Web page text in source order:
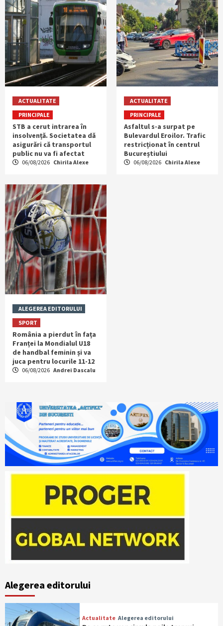
ACTUALITATE
PRINCIPALE
STB a cerut intrarea în
insolvență. Societatea dă
asigurări că transportul
public nu va fi afectat
06/08/2026 Chirila Alexe
ACTUALITATE
PRINCIPALE
Asfaltul s-a surpat pe
Bulevardul Eroilor. Trafic
restricționat în centrul
Bucureștiului
06/08/2026 Chirila Alexe
ALEGEREA EDITORULUI
SPORT
România a pierdut în fața
Franței la Mondialul U18
de handbal feminin și va
juca pentru locurile 11-12
06/08/2026 Andrei Dascalu
Alegerea editorului
Actualitate Alegerea editorului